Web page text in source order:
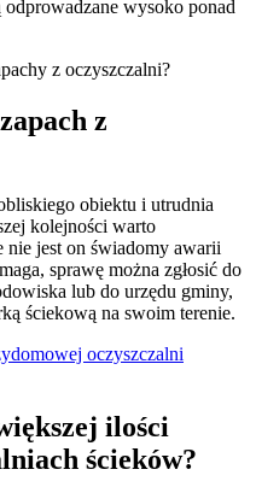
odprowadzane wysoko ponad
z
obiektu i utrudnia
kolejności warto
nie jest on świadomy awarii
sprawę można zgłosić do
lub do urzędu gminy,
ściekową na swoim terenie.
oczyszczalni
ilości
ścieków?